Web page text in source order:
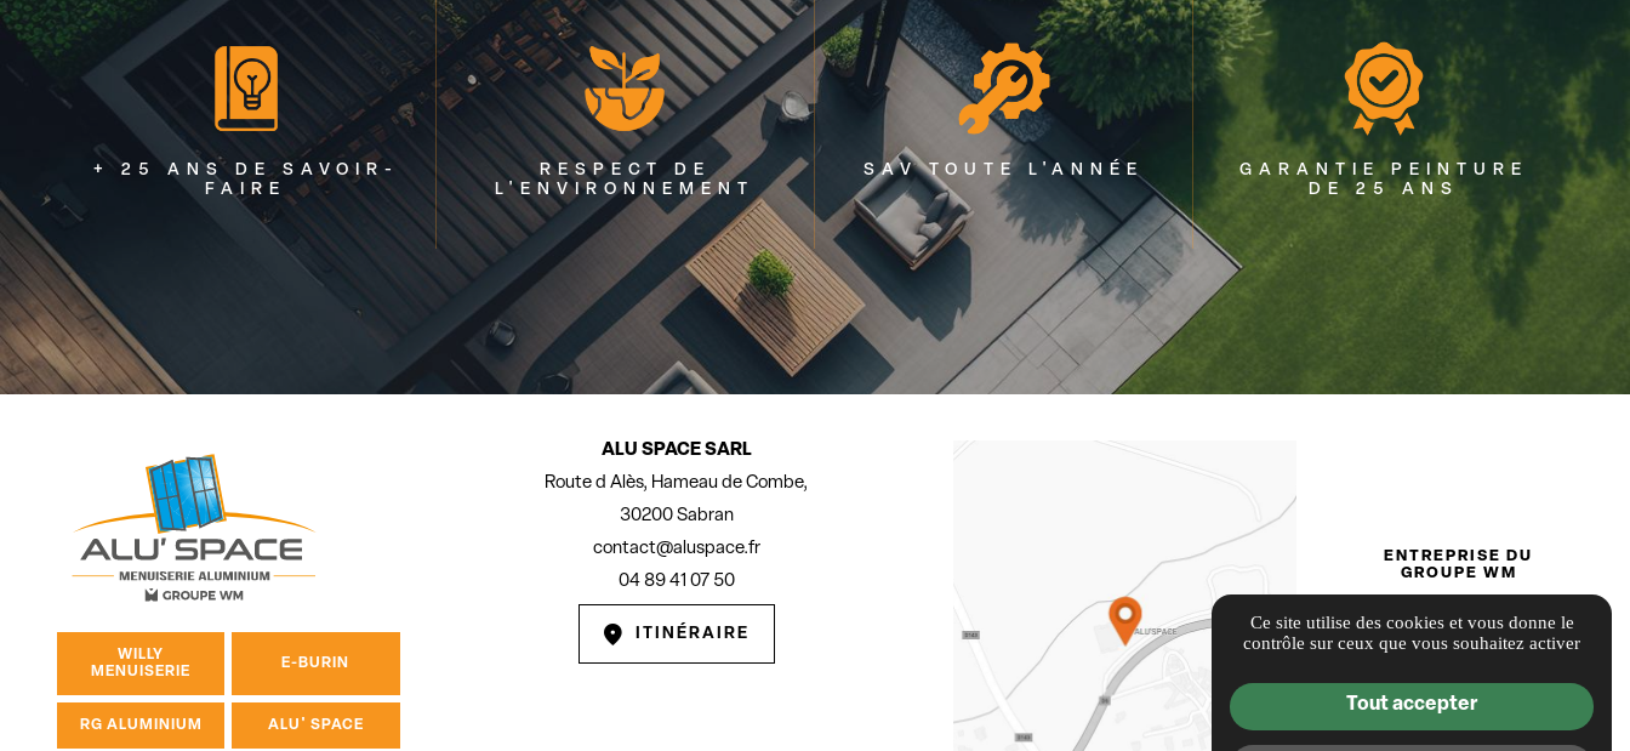
+ 25 ANS DE SAVOIR-
FAIRE
RESPECT DE
L'ENVIRONNEMENT
SAV TOUTE L'ANNÉE
GARANTIE PEINTURE
DE 25 ANS
WILLY
MENUISERIE
E-BURIN
RG ALUMINIUM ALU' SPACE
ALU SPACE SARL
Route d Alès, Hameau de Combe,
30200 Sabran
contact@aluspace.fr
04 89 41 07 50
ITINÉRAIRE
ENTREPRISE DU
GROUPE WM
Ce site utilise des cookies et vous donne le
contrôle sur ceux que vous souhaitez activer
Tout accepter